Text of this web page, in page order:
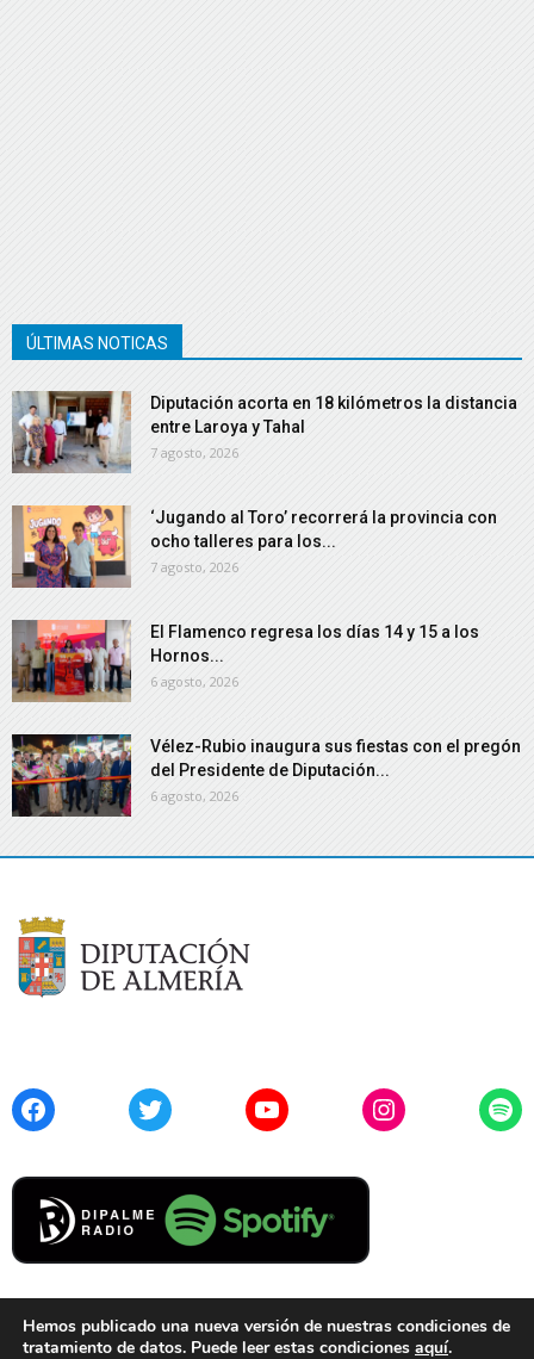
ÚLTIMAS NOTICAS
Diputación acorta en 18 kilómetros la distancia
entre Laroya y Tahal
7 agosto, 2026
‘Jugando al Toro’ recorrerá la provincia con
ocho talleres para los...
7 agosto, 2026
El Flamenco regresa los días 14 y 15 a los
Hornos...
6 agosto, 2026
Vélez-Rubio inaugura sus fiestas con el pregón
del Presidente de Diputación...
6 agosto, 2026
FacebookTwitter YouTubeInstagram
Hemos publicado una nueva versión de nuestras condiciones de
tratamiento de datos. Puede leer estas condiciones aquí.